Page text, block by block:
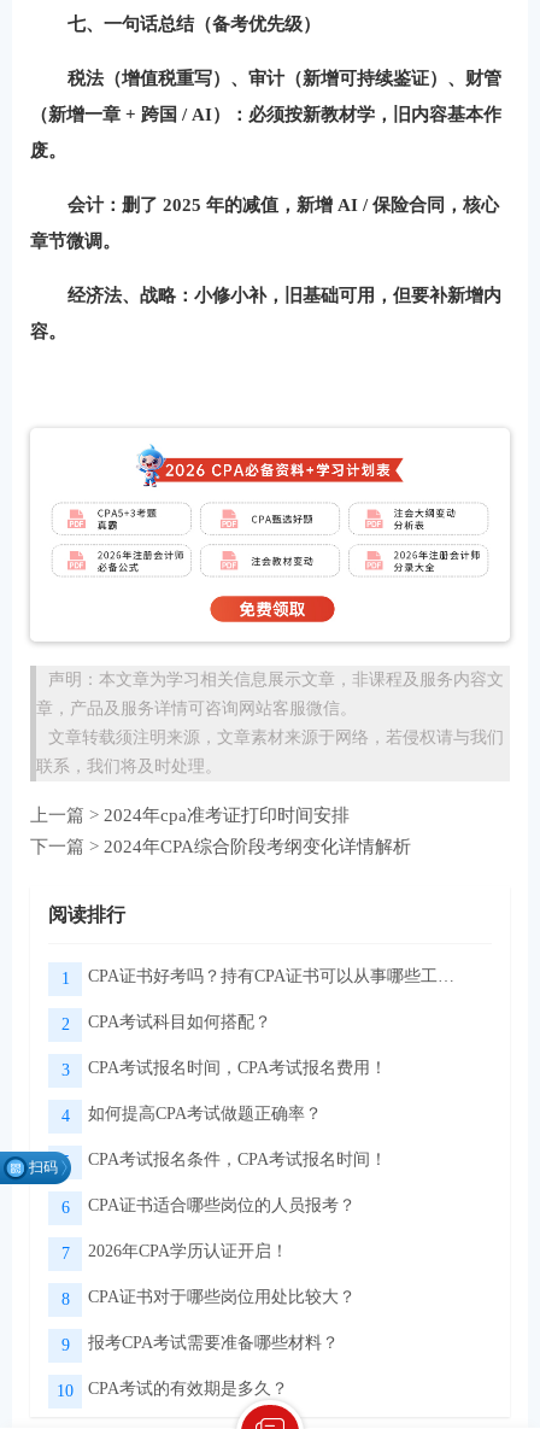
七、一句话总结（备考优先级）
税法（增值税重写）、审计（新增可持续鉴证）、财管
（新增一章 + 跨国 / AI）
：必须按新教材学，旧内容基本作
废。
会计：删了 2025 年的减值，新增 AI / 保险合同，核心
章节微调。
经济法、战略：小修小补，旧基础可用，但要补新增内
容。
声明：本文章为学习相关信息展示文章，非课程及服务内容文
章，产品及服务详情可咨询网站客服微信。
文章转载须注明来源，文章素材来源于网络，若侵权请与我们
联系，我们将及时处理。
上一篇 > 2024年cpa准考证打印时间安排
下一篇 > 2024年CPA综合阶段考纲变化详情解析
阅读排行
1
2 CPA考试科目如何搭配？
3 CPA考试报名时间，CPA考试报名费用！
4 如何提高CPA考试做题正确率？
5 CPA考试报名条件，CPA考试报名时间！
6 CPA证书适合哪些岗位的人员报考？
7 2026年CPA学历认证开启！
8 CPA证书对于哪些岗位用处比较大？
9 报考CPA考试需要准备哪些材料？
10 CPA考试的有效期是多久？
扫码
微信扫码关注公众号 领取CPA学习资料